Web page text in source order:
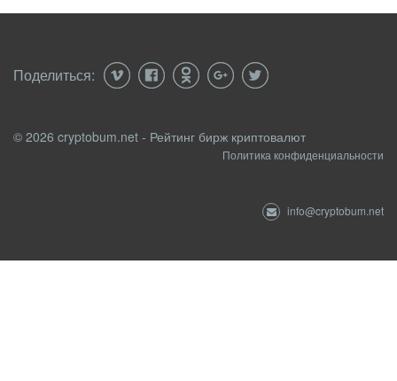
Поделиться:
© 2026 cryptobum.net - Рейтинг бирж криптовалют
Политика конфиденциальности
info@cryptobum.net